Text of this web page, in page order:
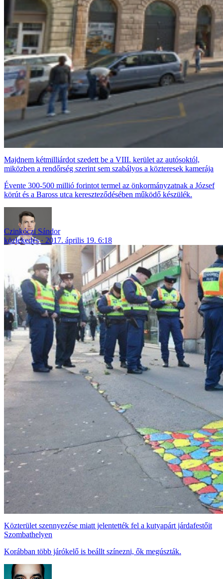
Majdnem kétmilliárdot szedett be a VIII. kerület az autósoktól,
miközben a rendőrség szerint sem szabályos a közteresek kamerája
Évente 300-500 millió forintot termel az önkormányzatnak a József
körút és a Baross utca kereszteződésében működő készülék.
Czinkóczi Sándor
közlekedés
2017. április 19. 6:18
Közterület szennyezése miatt jelentették fel a kutyapárt járdafestőit
Szombathelyen
Korábban több járókelő is beállt színezni, ők megúszták.